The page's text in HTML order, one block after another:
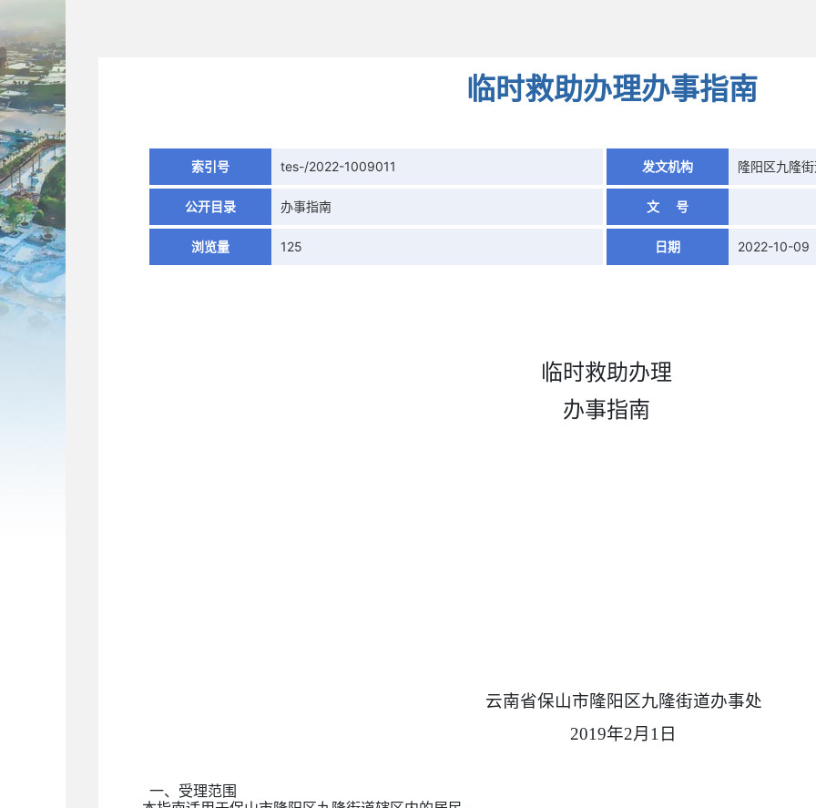
临时救助办理办事指南
索引号 tes-/2022-1009011 发文机构 隆阳区九隆
公开目录 办事指南 文 号
浏览量 125 日期 2022-10-09
临时救助办理
办事指南
云南省保山市隆阳区九隆街道办事处
2019年2月 1 日
一、 受理范围